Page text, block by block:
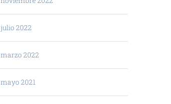
julio 2022
marzo 2022
mayo 2021